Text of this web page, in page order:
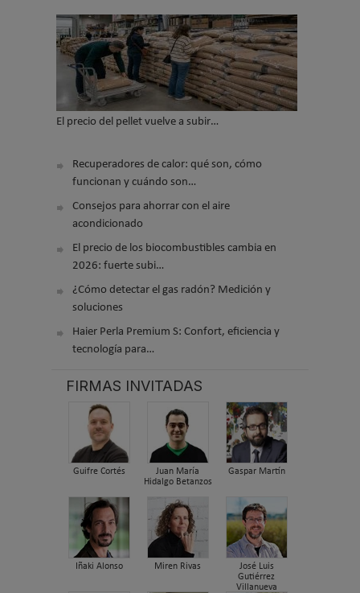
El precio del pellet vuelve a subir…
Recuperadores de calor: qué son, cómo
funcionan y cuándo son…
Consejos para ahorrar con el aire
acondicionado
El precio de los biocombustibles cambia en
2026: fuerte subi…
¿Cómo detectar el gas radón? Medición y
soluciones
Haier Perla Premium S: Confort, eficiencia y
tecnología para…
FIRMAS INVITADAS
Guifre Cortés
Juan María
Hidalgo Betanzos
Gaspar Martín
Iñaki Alonso Miren Rivas
José Luis
Gutiérrez
Villanueva